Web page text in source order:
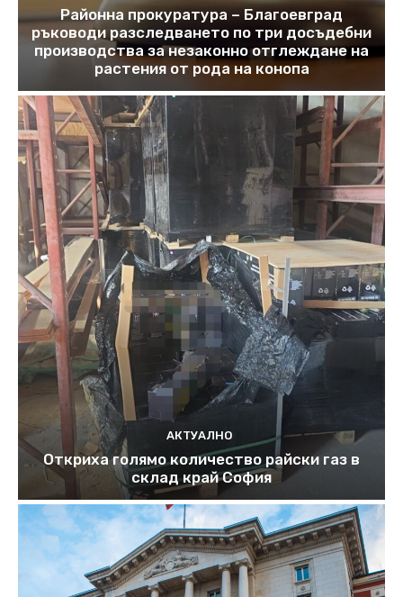
Районна прокуратура – Благоевград
ръководи разследването по три досъдебни
производства за незаконно отглеждане на
растения от рода на конопа
АКТУАЛНО
Откриха голямо количество райски газ в
склад край София